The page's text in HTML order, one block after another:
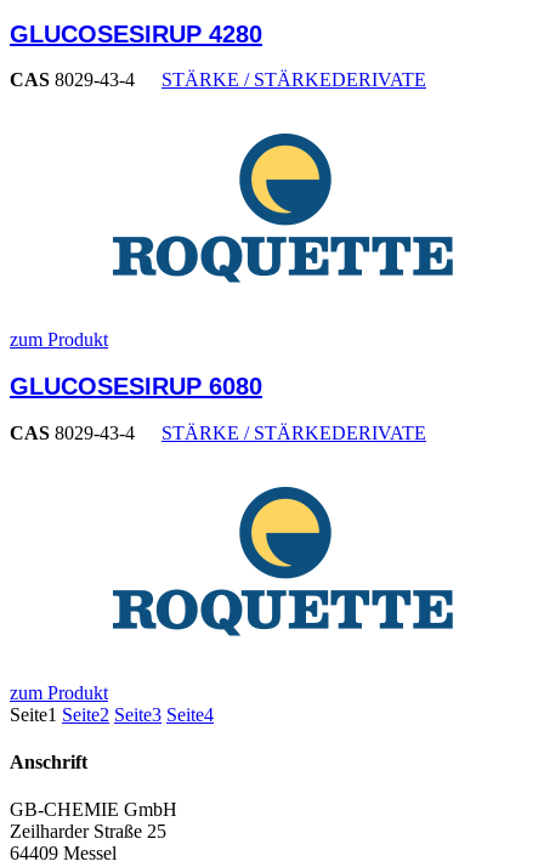
GLUCOSESIRUP 4280
CAS 8029-43-4 STÄRKE / STÄRKEDERIVATE
zum Produkt
GLUCOSESIRUP 6080
CAS 8029-43-4 STÄRKE / STÄRKEDERIVATE
zum Produkt
Seite1 Seite2 Seite3 Seite4
Anschrift
GB-CHEMIE GmbH
Zeilharder Straße 25
64409 Messel